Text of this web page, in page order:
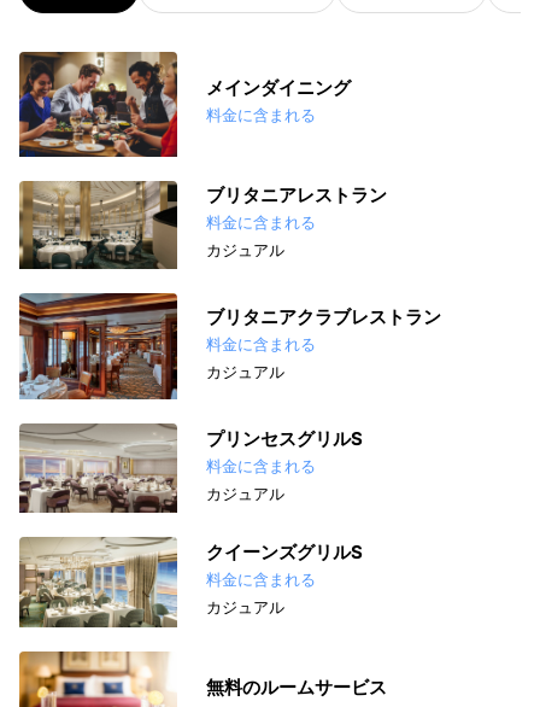
メインダイニング
料金に含まれる
ブリタニアレストラン
料金に含まれる
カジュアル
ブリタニアクラブレストラン
料金に含まれる
カジュアル
プリンセスグリルS
料金に含まれる
カジュアル
クイーンズグリルS
料金に含まれる
カジュアル
無料のルームサービス